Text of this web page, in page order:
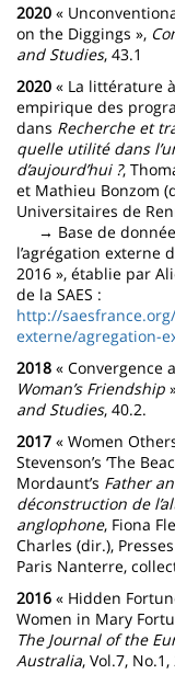
2020 «
on the Diggings »,
and Studies, 43.1
2020 « La littérature
empirique des
dans Recherche et
quelle utilité dans
d’aujourd’hui ?,
et Mathieu Bonzom
Universitaires de
→ Base de
l’agrégation externe
2016 », établie par
de la SAES :
http://
externe/agregation-
2018 « Convergence
Woman’s Friendship
and Studies, 40.2.
2017 « Women
Stevenson’s ‘The
Mordaunt’s Father
déconstruction de
anglophone, Fiona
Charles (dir.),
Paris Nanterre,
2016 « Hidden
Women in Mary
The Journal of the
Australia, Vol.7, No.1,